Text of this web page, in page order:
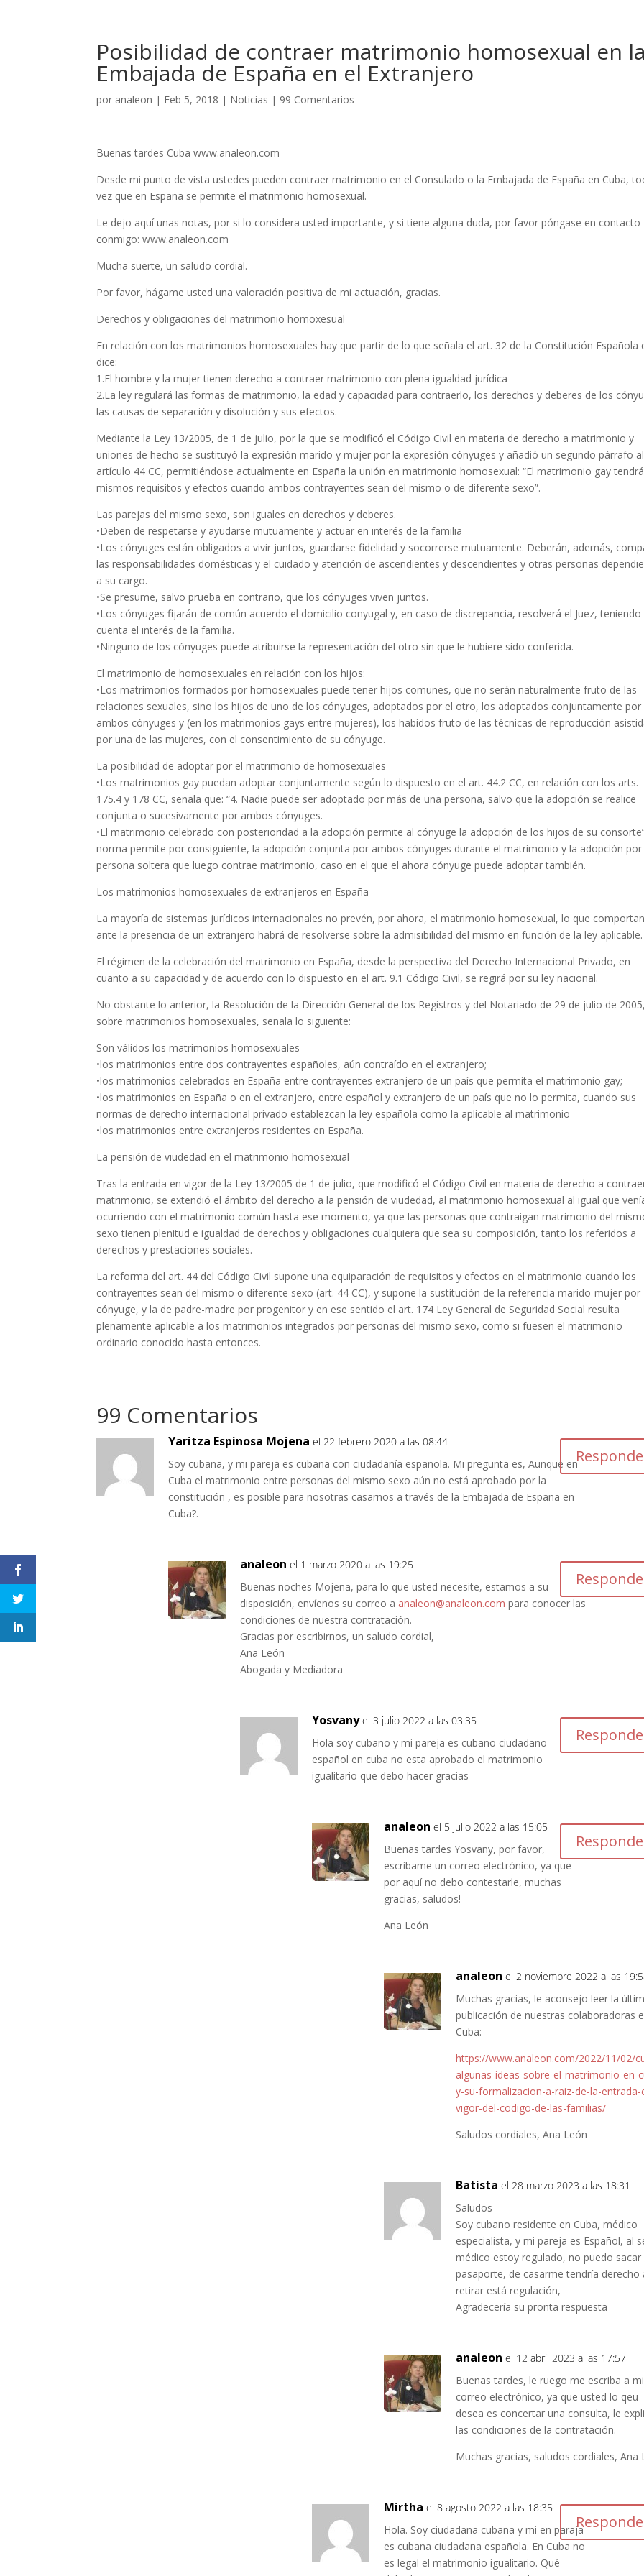
Posibilidad de contraer matrimonio homosexual en
Embajada de España en el Extranjero
por analeon | Feb 5, 2018 | Noticias | 99 Comentarios
Buenas tardes Cuba www.analeon.com
Desde mi punto de vista ustedes pueden contraer matrimonio en el Consulado o la Embajada de España en Cuba,
vez que en España se permite el matrimonio homosexual.
Le dejo aquí unas notas, por si lo considera usted importante, y si tiene alguna duda, por favor póngase en contacto
conmigo: www.analeon.com
Mucha suerte, un saludo cordial.
Por favor, hágame usted una valoración positiva de mi actuación, gracias.
Derechos y obligaciones del matrimonio homoxesual
En relación con los matrimonios homosexuales hay que partir de lo que señala el art. 32 de la Constitución Española
dice:
1.El hombre y la mujer tienen derecho a contraer matrimonio con plena igualdad jurídica
2.La ley regulará las formas de matrimonio, la edad y capacidad para contraerlo, los derechos y deberes de los
las causas de separación y disolución y sus efectos.
Mediante la Ley 13/2005, de 1 de julio, por la que se modificó el Código Civil en materia de derecho a matrimonio y
uniones de hecho se sustituyó la expresión marido y mujer por la expresión cónyuges y añadió un segundo párrafo al
artículo 44 CC, permitiéndose actualmente en España la unión en matrimonio homosexual: “El matrimonio gay
mismos requisitos y efectos cuando ambos contrayentes sean del mismo o de diferente sexo”.
Las parejas del mismo sexo, son iguales en derechos y deberes.
•Deben de respetarse y ayudarse mutuamente y actuar en interés de la familia
•Los cónyuges están obligados a vivir juntos, guardarse fidelidad y socorrerse mutuamente. Deberán, además,
las responsabilidades domésticas y el cuidado y atención de ascendientes y descendientes y otras personas
a su cargo.
•Se presume, salvo prueba en contrario, que los cónyuges viven juntos.
•Los cónyuges fijarán de común acuerdo el domicilio conyugal y, en caso de discrepancia, resolverá el Juez, teniendo
cuenta el interés de la familia.
•Ninguno de los cónyuges puede atribuirse la representación del otro sin que le hubiere sido conferida.
El matrimonio de homosexuales en relación con los hijos:
•Los matrimonios formados por homosexuales puede tener hijos comunes, que no serán naturalmente fruto de las
relaciones sexuales, sino los hijos de uno de los cónyuges, adoptados por el otro, los adoptados conjuntamente por
ambos cónyuges y (en los matrimonios gays entre mujeres), los habidos fruto de las técnicas de reproducción
por una de las mujeres, con el consentimiento de su cónyuge.
La posibilidad de adoptar por el matrimonio de homosexuales
•Los matrimonios gay puedan adoptar conjuntamente según lo dispuesto en el art. 44.2 CC, en relación con los arts.
175.4 y 178 CC, señala que: “4. Nadie puede ser adoptado por más de una persona, salvo que la adopción se realice
conjunta o sucesivamente por ambos cónyuges.
•El matrimonio celebrado con posterioridad a la adopción permite al cónyuge la adopción de los hijos de su
norma permite por consiguiente, la adopción conjunta por ambos cónyuges durante el matrimonio y la adopción
persona soltera que luego contrae matrimonio, caso en el que el ahora cónyuge puede adoptar también.
Los matrimonios homosexuales de extranjeros en España
La mayoría de sistemas jurídicos internacionales no prevén, por ahora, el matrimonio homosexual, lo que
ante la presencia de un extranjero habrá de resolverse sobre la admisibilidad del mismo en función de la ley aplicable.
El régimen de la celebración del matrimonio en España, desde la perspectiva del Derecho Internacional Privado, en
cuanto a su capacidad y de acuerdo con lo dispuesto en el art. 9.1 Código Civil, se regirá por su ley nacional.
No obstante lo anterior, la Resolución de la Dirección General de los Registros y del Notariado de 29 de julio de
sobre matrimonios homosexuales, señala lo siguiente:
Son válidos los matrimonios homosexuales
•los matrimonios entre dos contrayentes españoles, aún contraído en el extranjero;
•los matrimonios celebrados en España entre contrayentes extranjero de un país que permita el matrimonio gay;
•los matrimonios en España o en el extranjero, entre español y extranjero de un país que no lo permita, cuando sus
normas de derecho internacional privado establezcan la ley española como la aplicable al matrimonio
•los matrimonios entre extranjeros residentes en España.
La pensión de viudedad en el matrimonio homosexual
Tras la entrada en vigor de la Ley 13/2005 de 1 de julio, que modificó el Código Civil en materia de derecho a
matrimonio, se extendió el ámbito del derecho a la pensión de viudedad, al matrimonio homosexual al igual que
ocurriendo con el matrimonio común hasta ese momento, ya que las personas que contraigan matrimonio del
sexo tienen plenitud e igualdad de derechos y obligaciones cualquiera que sea su composición, tanto los referidos a
derechos y prestaciones sociales.
La reforma del art. 44 del Código Civil supone una equiparación de requisitos y efectos en el matrimonio cuando los
contrayentes sean del mismo o diferente sexo (art. 44 CC), y supone la sustitución de la referencia marido-mujer por
cónyuge, y la de padre-madre por progenitor y en ese sentido el art. 174 Ley General de Seguridad Social resulta
plenamente aplicable a los matrimonios integrados por personas del mismo sexo, como si fuesen el matrimonio
ordinario conocido hasta entonces.
99 Comentarios
Yaritza Espinosa Mojena el 22 febrero 2020 a las 08:44
Soy cubana, y mi pareja es cubana con ciudadanía española. Mi pregunta es, Aunque en
Cuba el matrimonio entre personas del mismo sexo aún no está aprobado por la
constitución , es posible para nosotras casarnos a través de la Embajada de España en
Cuba?.
analeon el 1 marzo 2020 a las 19:25
Buenas noches Mojena, para lo que usted necesite, estamos a su
disposición, envíenos su correo a analeon@analeon.com para conocer las
condiciones de nuestra contratación.
Gracias por escribirnos, un saludo cordial,
Ana León
Abogada y Mediadora
Yosvany el 3 julio 2022 a las 03:35
Hola soy cubano y mi pareja es cubano ciudadano
español en cuba no esta aprobado el matrimonio
igualitario que debo hacer gracias
analeon el 5 julio 2022 a las 15:05
Buenas tardes Yosvany, por favor,
escríbame un correo electrónico, ya que
por aquí no debo contestarle, muchas
gracias, saludos!
Ana León
analeon el 2 noviembre 2022 a las
Muchas gracias, le aconsejo leer la
publicación de nuestras colaboradoras
Cuba:
https://www.analeon.com/2022/11/02/
algunas-ideas-sobre-el-matrimonio-en-
y-su-formalizacion-a-raiz-de-la-entrada-
vigor-del-codigo-de-las-familias/
Saludos cordiales, Ana León
Batista el 28 marzo 2023 a las 18:31
Saludos
Soy cubano residente en Cuba, médico
especialista, y mi pareja es Español, al
médico estoy regulado, no puedo sacar
pasaporte, de casarme tendría derecho
retirar está regulación,
Agradecería su pronta respuesta
analeon el 12 abril 2023 a las 17:57
Buenas tardes, le ruego me escriba a mi
correo electrónico, ya que usted lo qeu
desea es concertar una consulta, le
las condiciones de la contratación.
Muchas gracias, saludos cordiales, Ana
Mirtha el 8 agosto 2022 a las 18:35
Hola. Soy ciudadana cubana y mi en paraja
es cubana ciudadana española. En Cuba no
es legal el matrimonio igualitario. Qué